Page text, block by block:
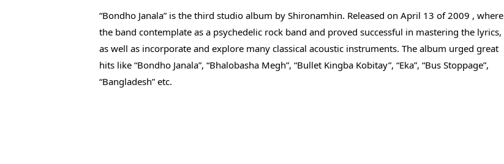
“Bondho Janala” is the third studio album by Shironamhin. Released on April 13 of 2009 , where
the band contemplate as a psychedelic rock band and proved successful in mastering the lyrics,
as well as incorporate and explore many classical acoustic instruments. The album urged great
hits like “Bondho Janala”, “Bhalobasha Megh”, “Bullet Kingba Kobitay”, “Eka”, “Bus Stoppage”,
“Bangladesh” etc.